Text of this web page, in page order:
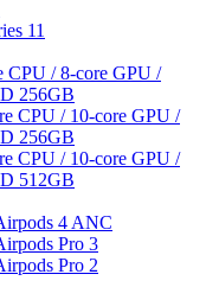
11
CPU / 8-core GPU /
256GB
CPU / 10-core GPU /
256GB
CPU / 10-core GPU /
512GB
4 ANC
Pro 3
Pro 2